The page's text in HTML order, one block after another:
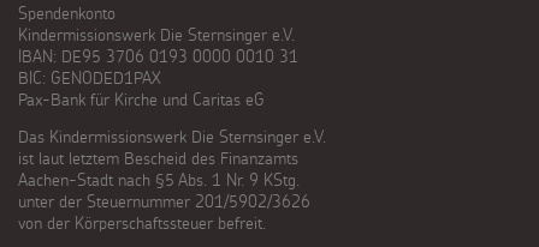
Spendenkonto
Kindermissionswerk Die Sternsinger e.V.
IBAN: DE95 3706 0193 0000 0010 31
BIC: GENODED1PAX
Pax-Bank für Kirche und Caritas eG
Das Kindermissionswerk Die Sternsinger e.V.
ist laut letztem Bescheid des Finanzamts
Aachen-Stadt nach §5 Abs. 1 Nr. 9 KStg.
unter der Steuernummer 201/5902/3626
von der Körperschaftssteuer befreit.